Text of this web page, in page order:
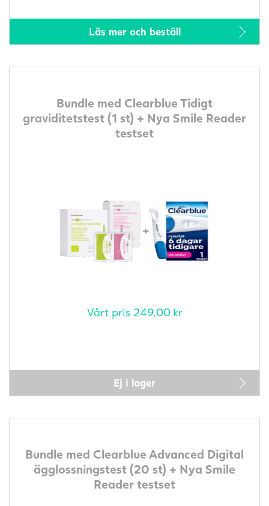
Läs mer och beställ
Bundle med Clearblue Tidigt
graviditetstest (1 st) + Nya Smile Reader
testset
Vårt pris 249,00 kr
Ej i lager
Bundle med Clearblue Advanced Digital
ägglossningstest (20 st) + Nya Smile
Reader testset